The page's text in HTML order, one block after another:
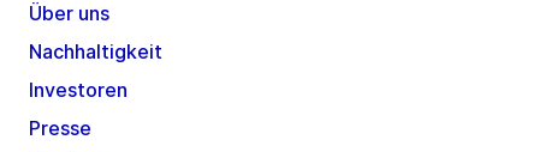
Über uns
Nachhaltigkeit
Investoren
Presse